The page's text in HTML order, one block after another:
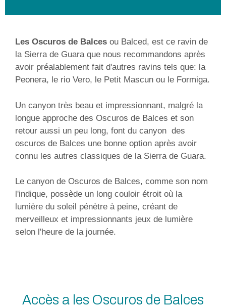
Les Oscuros de Balces ou Balced, est ce ravin de
la Sierra de Guara que nous recommandons après
avoir préalablement fait d'autres ravins tels que: la
Peonera, le rio Vero, le Petit Mascun ou le Formiga.
Un canyon très beau et impressionnant, malgré la
longue approche des Oscuros de Balces et son
retour aussi un peu long, font du canyon des
oscuros de Balces une bonne option après avoir
connu les autres classiques de la Sierra de Guara.
Le canyon de Oscuros de Balces, comme son nom
l'indique, possède un long couloir étroit où la
lumière du soleil pénètre à peine, créant de
merveilleux et impressionnants jeux de lumière
selon l'heure de la journée.
Accès a les Oscuros de Balces